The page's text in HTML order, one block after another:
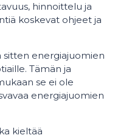
hinnoittelu ja
koskevat ohjeet ja
sitten energiajuomien
Tämän ja
se ei ole
energiajuomien
kieltää